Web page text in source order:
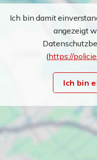
Ich bin damit
angezeigt
(https://
Ich bin